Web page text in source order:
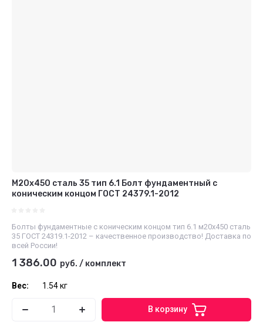
М20х450 сталь 35 тип 6.1 Болт фундаментный с
коническим концом ГОСТ 24379.1-2012
Болты фундаментные с коническим концом тип 6.1 м20х450 сталь
35 ГОСТ 24319.1-2012 – качественное производство! Доставка по
всей России!
1 386.00 руб. / комплект
Вес: 1.54 кг
В корзину